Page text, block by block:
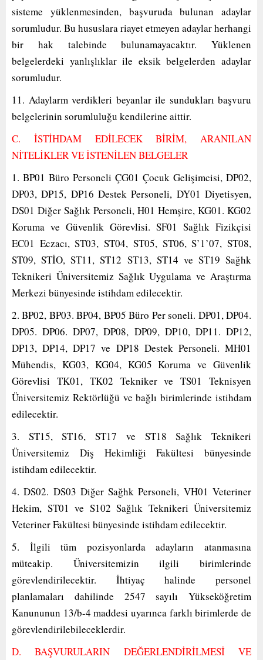
sisteme yüklenmesinden, başvuruda bulunan adaylar
sorumludur. Bu hususlara riayet etmeyen adaylar herhangi
bir hak talebinde bulunamayacaktır. Yüklenen
belgelerdeki yanlışlıklar ile eksik belgelerden adaylar
sorumludur.
11. Adaylarm verdikleri beyanlar ile sundukları başvuru
belgelerinin sorumluluğu kendilerine aittir.
C. İSTİHDAM EDİLECEK BİRİM, ARANILAN
NİTELİKLER VE İSTENİLEN BELGELER
1. BP01 Büro Personeli ÇG01 Çocuk Gelişimcisi, DP02,
DP03, DP15, DP16 Destek Personeli, DY01 Diyetisyen,
DS01 Diğer Sağlık Personeli, H01 Hemşire, KG01. KG02
Koruma ve Güvenlik Görevlisi. SF01 Sağlık Fizikçisi
EC01 Eczacı, ST03, ST04, ST05, ST06, S’1’07, ST08,
ST09, STİO, ST11, ST12 ST13, ST14 ve ST19 Sağhk
Teknikeri Üniversitemiz Sağlık Uygulama ve Araştırma
Merkezi bünyesinde istihdam edilecektir.
2. BP02, BP03. BP04, BP05 Büro Per soneli. DP01, DP04.
DP05. DP06. DP07, DP08, DP09, DP10, DP11. DP12,
DP13, DP14, DP17 ve DP18 Destek Personeli. MH01
Mühendis, KG03, KG04, KG05 Koruma ve Güvenlik
Görevlisi TK01, TK02 Tekniker ve TS01 Teknisyen
Üniversitemiz Rektörlüğü ve bağlı birimlerinde istihdam
edilecektir.
3. ST15, ST16, ST17 ve ST18 Sağlık Teknikeri
Üniversitemiz Diş Hekimliği Fakültesi bünyesinde
istihdam edilecektir.
4. DS02. DS03 Diğer Sağhk Personeli, VH01 Veteriner
Hekim, ST01 ve S102 Sağlık Teknikeri Üniversitemiz
Veteriner Fakültesi bünyesinde istihdam edilecektir.
5. İlgili tüm pozisyonlarda adayların atanmasına
müteakip. Üniversitemizin ilgili birimlerinde
görevlendirilecektir. İhtiyaç halinde personel
planlamaları dahilinde 2547 sayılı Yükseköğretim
Kanununun 13/b-4 maddesi uyarınca farklı birimlerde de
görevlendirilebileceklerdir.
D. BAŞVURULARIN DEĞERLENDİRİLMESİ VE